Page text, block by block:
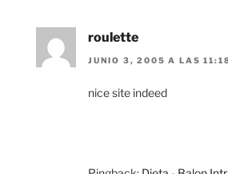
roulette
JUNIO 3, 2005 A LAS
nice site indeed